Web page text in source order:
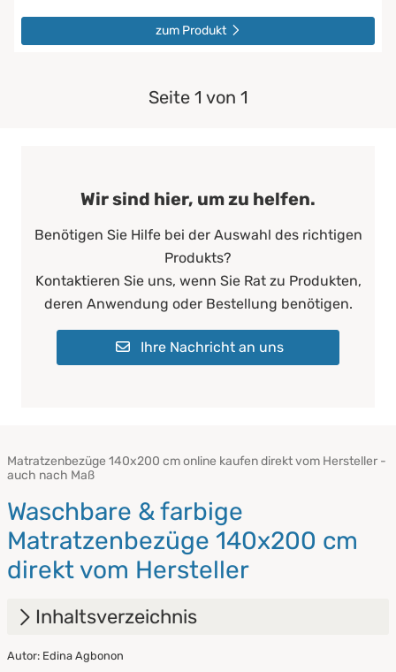
zum Produkt
Seite 1 von 1
Wir sind hier, um zu helfen.
Benötigen Sie Hilfe bei der Auswahl des richtigen
Produkts?
Kontaktieren Sie uns, wenn Sie Rat zu Produkten,
deren Anwendung oder Bestellung benötigen.
Ihre Nachricht an uns
Matratzenbezüge 140x200 cm online kaufen direkt vom Hersteller -
auch nach Maß
Waschbare & farbige
Matratzenbezüge 140x200 cm
direkt vom Hersteller
Inhaltsverzeichnis
1. Was ist ein Matratzenbezug?
Autor: Edina Agbonon